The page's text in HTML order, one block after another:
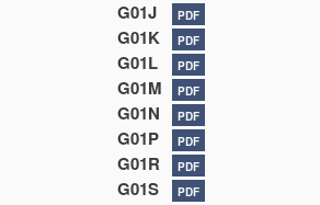
G01J PDF
G01K PDF
G01L PDF
G01M PDF
G01N PDF
G01P PDF
G01R PDF
G01S PDF